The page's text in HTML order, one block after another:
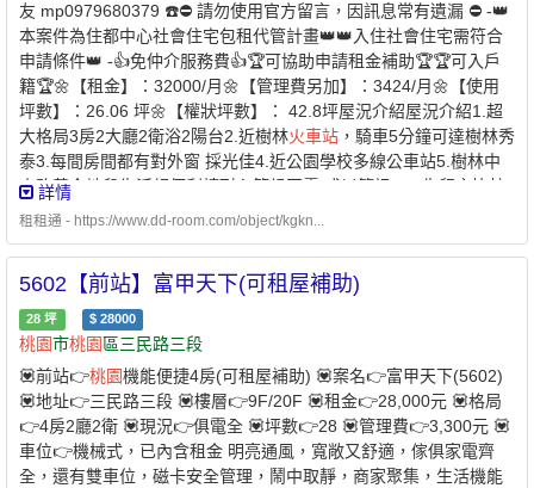
友 mp0979680379 ☎️⛔️ 請勿使用官方留言，因訊息常有遺漏 ⛔️ -👑
本案件為住都中心社會住宅包租代管計畫👑👑入住社會住宅需符合
申請條件👑 -👍免仲介服務費👍🏆可協助申請租金補助🏆🏆可入戶
籍🏆🌼【租金】：32000/月🌼【管理費另加】：3424/月🌼【使用
坪數】：26.06 坪🌼【權狀坪數】： 42.8坪屋況介紹屋況介紹1.超
大格局3房2大廳2衛浴2陽台2.近樹林火車站 ，騎車5分鐘可達樹林秀
泰3.每間房間都有對外窗 採光佳4.近公園學校多線公車站5.樹林中
山路黃金地段生活超便利請耐心等候回電 或以簡訊line 先留言比較
方便溝通~白先生097-968-0379Line ID:mp0979680379◆加line後
附上用心拍攝的屋況影片 提供給您核對現況 可自行對照家具設
備 才不會導致需要空屋卻看了都是家具的物件......或風水問題等等
可先參照~☆ 可開伙☆ 禁寵物☆ 禁拜拜☆ 禁釘釘子 ☆室內禁菸 ☆
💎 優質房東，正在找尋愛惜房子的好房客 💎🌟可協助申請300億元
請人 ￭ 申請人的配偶 ￭ 申請人及其配偶戶籍內的直系親屬 ￭ 申請
人的配偶之戶籍內的直系親屬1. 年齡限制：申請人須為年滿 18 歲
以上之中華民國國民2. 家庭成員定義：本人 + 配偶 + 戶籍內直系親
屬✅家庭年所得及財產限額 ￭ 家庭年所得低於 144萬元以下 ￭ 每人
詳情
租租通 - https://www.dd-room.com/object/kgkn...
5602【前站】富甲天下(可租屋補助)
28 坪 $ 28000
桃園市桃園區三民路三段
💟前站👉桃園機能便捷4房(可租屋補助) 💟案名👉富甲天下(5602)
💟地址👉三民路三段 💟樓層👉9F/20F 💟租金👉28,000元 💟格局
👉4房2廳2衛 💟現況👉俱電全 💟坪數👉28 💟管理費👉3,300元 💟
車位👉機械式，已內含租金 明亮通風，寬敞又舒適，傢俱家電齊
全，還有雙車位，磁卡安全管理，鬧中取靜，商家聚集，生活機能